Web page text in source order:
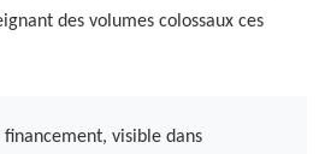
des volumes colossaux ces
financement, visible dans